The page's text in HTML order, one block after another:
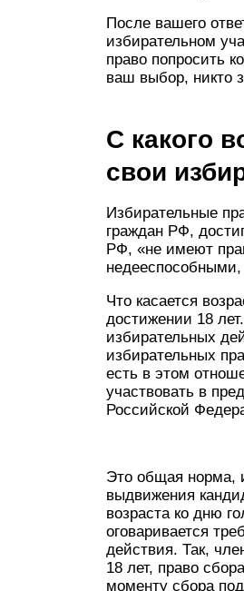
После вашего
избирательном
право попросить
ваш выбор, никто
С какого
свои
Избирательные
граждан РФ,
РФ, «не имеют
Что касается
достижении 18
избирательных
избирательных
есть в этом
участвовать в
Российской
Это общая норма,
выдвижения
возраста ко дню
оговаривается
действия. Так,
18 лет, право
моменту сбора